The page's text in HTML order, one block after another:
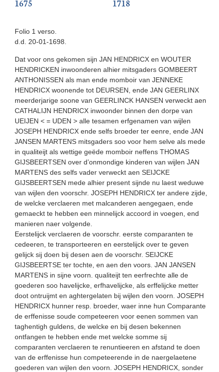
1675
1718
Folio 1 verso.
d.d. 20-01-1698.
Dat voor ons gekomen sijn JAN HENDRICX en WOUTER
HENDRICKEN inwoonderen alhier mitsgaders GOMBEERT
ANTHONISSEN als man ende momboir van JENNEKE
HENDRICX woonende tot DEURSEN, ende JAN GEERLINX
meerderjarige soone van GEERLINCK HANSEN verweckt aen
CATHALIJN HENDRICX inwoonder binnen den dorpe van
UEIJEN < = UDEN > alle tesamen erfgenamen van wijlen
JOSEPH HENDRICX ende selfs broeder ter eenre, ende JAN
JANSEN MARTENS mitsgaders soo voor hem selve als mede
in qualiteijt als wettige geëde momboir neffens THOMAS
GIJSBEERTSEN over d’onmondige kinderen van wijlen JAN
MARTENS des selfs vader verweckt aen SEIJCKE
GIJSBEERTSEN mede alhier present sijnde nu laest weduwe
van wijlen den voorschr. JOSEPH HENDRICX ter andere zijde,
de welcke verclaeren met malcanderen aengegaen, ende
gemaeckt te hebben een minnelijck accoord in voegen, end
manieren naer volgende.
Eerstelijck verclaeren de voorschr. eerste comparanten te
cedeeren, te transporteeren en eerstelijck over te geven
gelijck sij doen bij desen aen de voorschr. SEIJCKE
GIJSBEERTSE ter tochte, en aen den voors. JAN JANSEN
MARTENS in sijne voorn. qualiteijt ten eerfrechte alle de
goederen soo havelijcke, erfhavelijcke, als erffelijcke metter
doot ontruijmt en aghtergelaten bij wijlen den voorn. JOSEPH
HENDRICX hunner resp. broeder, waer inne hun Comparante
de erffenisse soude competeeren voor eenen sommen van
taghentigh guldens, de welcke en bij desen bekennen
ontfangen te hebben ende met welcke somme sij
comparanten verclaeren te renuntieeren en afstand te doen
van de erffenisse hun competeerende in de naergelaetene
goederen van wijlen den voorn. JOSEPH HENDRICX, sonder